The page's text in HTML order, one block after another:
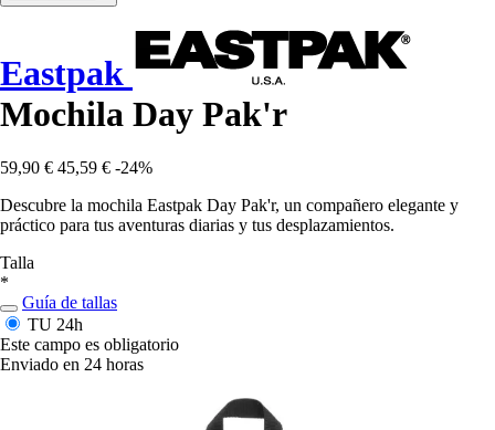
Eastpak
Mochila Day Pak'r
59,90 € 45,59 € -24%
Descubre la mochila Eastpak Day Pak'r, un compañero elegante y
práctico para tus aventuras diarias y tus desplazamientos.
Talla
*
Guía de tallas
TU 24h
Este campo es obligatorio
Enviado en 24 horas